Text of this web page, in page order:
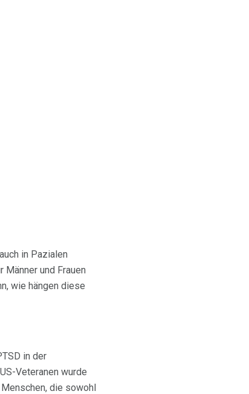
in Pazialen
und Frauen
wie hängen diese
in der
Veteranen wurde
die sowohl